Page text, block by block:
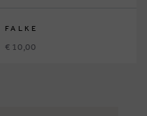
FALKE
€ 10,00